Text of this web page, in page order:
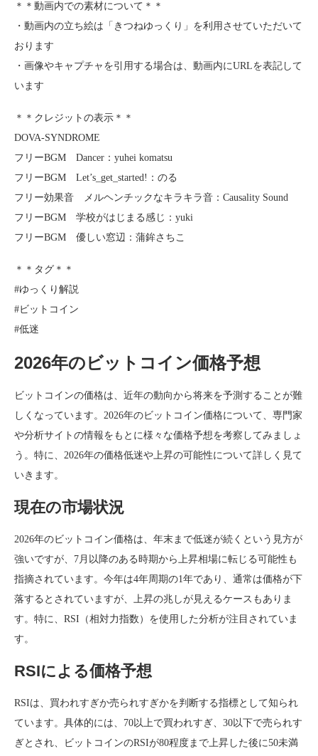
＊＊動画内での素材について＊＊
・動画内の立ち絵は「きつねゆっくり」を利用させていただいて
おります
・画像やキャプチャを引用する場合は、動画内にURLを表記して
います
＊＊クレジットの表示＊＊
DOVA-SYNDROME
フリーBGM Dancer：yuhei komatsu
フリーBGM Let’s_get_started!：のる
フリー効果音 メルヘンチックなキラキラ音：Causality Sound
フリーBGM 学校がはじまる感じ：yuki
フリーBGM 優しい窓辺：蒲鉾さちこ
＊＊タグ＊＊
#ゆっくり解説
#ビットコイン
#低迷
2026年のビットコイン価格予想
ビットコインの価格は、近年の動向から将来を予測することが難
しくなっています。2026年のビットコイン価格について、専門家
や分析サイトの情報をもとに様々な価格予想を考察してみましょ
う。特に、2026年の価格低迷や上昇の可能性について詳しく見て
いきます。
現在の市場状況
2026年のビットコイン価格は、年末まで低迷が続くという見方が
強いですが、7月以降のある時期から上昇相場に転じる可能性も
指摘されています。今年は4年周期の1年であり、通常は価格が下
落するとされていますが、上昇の兆しが見えるケースもありま
す。特に、RSI（相対力指数）を使用した分析が注目されていま
す。
RSIによる価格予想
RSIは、買われすぎか売られすぎかを判断する指標として知られ
ています。具体的には、70以上で買われすぎ、30以下で売られす
ぎとされ、ビットコインのRSIが80程度まで上昇した後に50未満